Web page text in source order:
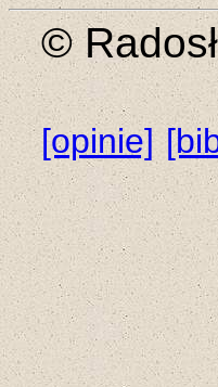
©
[opinie]